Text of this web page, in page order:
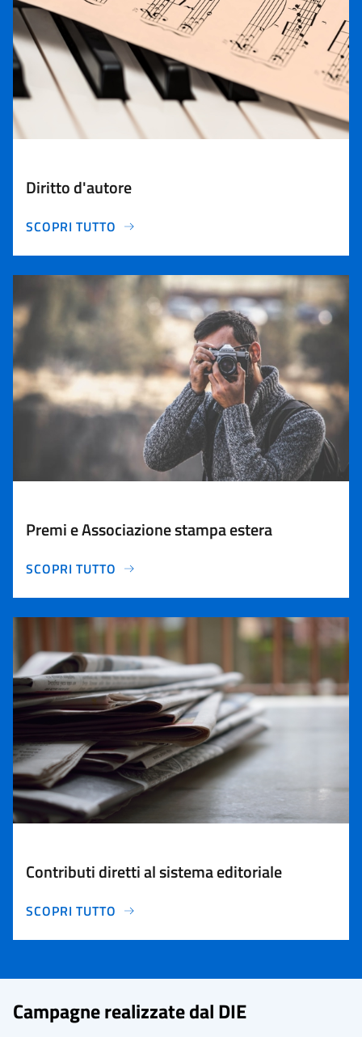
Diritto d'autore
SCOPRI TUTTO
Premi e Associazione stampa estera
SCOPRI TUTTO
Contributi diretti al sistema editoriale
SCOPRI TUTTO
Campagne realizzate dal DIE